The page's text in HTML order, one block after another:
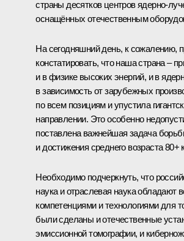
страны десятков центров ядерно-
оснащённых отечественным
На сегодняшний день, к сожалению,
констатировать, что наша страна –
и в физике высоких энергий, и в
в зависимость от зарубежных
по всем позициям и упустила
направлении. Это особенно
поставлена важнейшая задача
и достижения среднего возраста 80+
Необходимо подчеркнуть, что
наука и отраслевая наука обладают
компетенциями и технологиями для
были сделаны и отечественные
эмиссионной томографии, и